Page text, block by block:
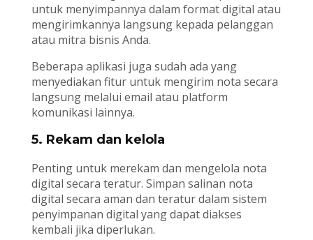
untuk menyimpannya dalam format digital atau
mengirimkannya langsung kepada pelanggan
atau mitra bisnis Anda.
Beberapa aplikasi juga sudah ada yang
menyediakan fitur untuk mengirim nota secara
langsung melalui email atau platform
komunikasi lainnya.
5. Rekam dan kelola
Penting untuk merekam dan mengelola nota
digital secara teratur. Simpan salinan nota
digital secara aman dan teratur dalam sistem
penyimpanan digital yang dapat diakses
kembali jika diperlukan.